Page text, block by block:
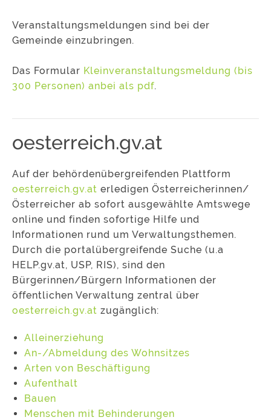
Veranstaltungsmeldungen sind bei der
Gemeinde einzubringen.
Das Formular Kleinveranstaltungsmeldung (bis
300 Personen) anbei als pdf.
oesterreich.gv.at
Auf der behördenübergreifenden Plattform
oesterreich.gv.at erledigen Österreicherinnen/
Österreicher ab sofort ausgewählte Amtswege
online und finden sofortige Hilfe und
Informationen rund um Verwaltungsthemen.
Durch die portalübergreifende Suche (u.a
HELP.gv.at, USP, RIS), sind den
Bürgerinnen/Bürgern Informationen der
öffentlichen Verwaltung zentral über
oesterreich.gv.at zugänglich:
Alleinerziehung
An-/Abmeldung des Wohnsitzes
Arten von Beschäftigung
Aufenthalt
Bauen
Menschen mit Behinderungen